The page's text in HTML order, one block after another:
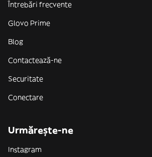
Întrebări frecvente
Glovo Prime
Blog
Contactează-ne
Securitate
Conectare
Urmărește-ne
Instagram